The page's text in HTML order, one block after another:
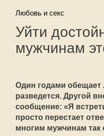
Любовь и секс
Уйти
мужчинам
Один годами обещает
разведется. Другой
сообщение: «Я
просто перестает
многим мужчинам так